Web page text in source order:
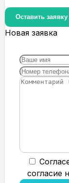
Оставить заявку
Новая заявка
согласие